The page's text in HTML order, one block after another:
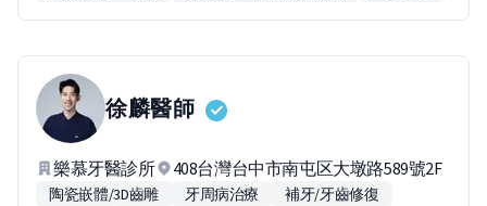
徐麟醫師
樂慕牙醫診所 408台灣台中市南屯区大墩路589號2F
陶瓷嵌體/3D齒雕 牙周病治療
補牙/牙齒修復